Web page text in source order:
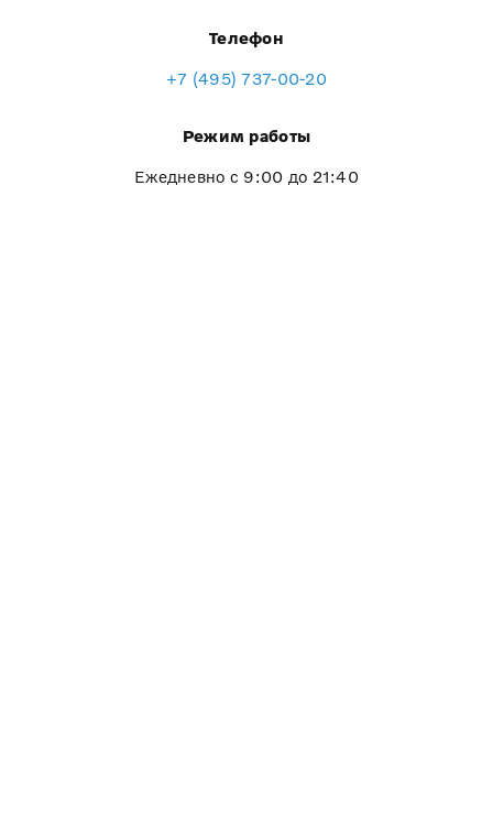
Телефон
+7 (495) 737-00-20
Режим работы
Ежедневно с 9:00 до 21:40